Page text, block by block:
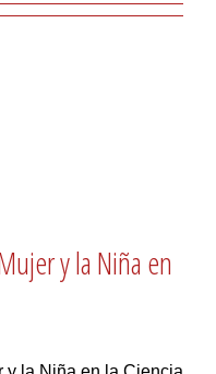
y la Niña en